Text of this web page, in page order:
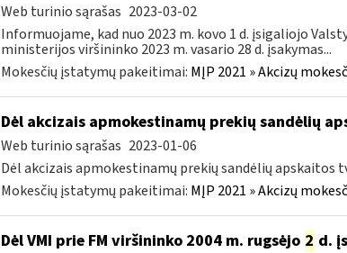
Web turinio sąrašas 2023-03-02
Informuojame, kad nuo 2023 m. kovo 1 d. įsigaliojo
ministerijos viršininko 2023 m. vasario 28 d. įsakymas...
Mokesčių įstatymų pakeitimai: MĮP 2021 » Akcizų
Dėl akcizais apmokestinamų prekių sandėlių
Web turinio sąrašas 2023-01-06
Dėl akcizais apmokestinamų prekių sandėlių apskaitos
Mokesčių įstatymų pakeitimai: MĮP 2021 » Akcizų
Dėl VMI prie FM viršininko 2004 m. rugsėjo 2 d.